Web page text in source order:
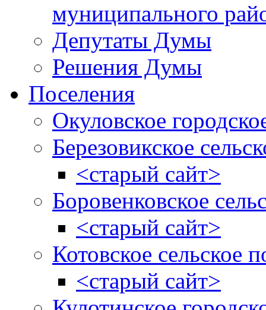
муниципального
Депутаты Думы
Решения Думы
Поселения
Окуловское
Березовикское
<старый сайт>
Боровенковское
<старый сайт>
Котовское сельское
<старый сайт>